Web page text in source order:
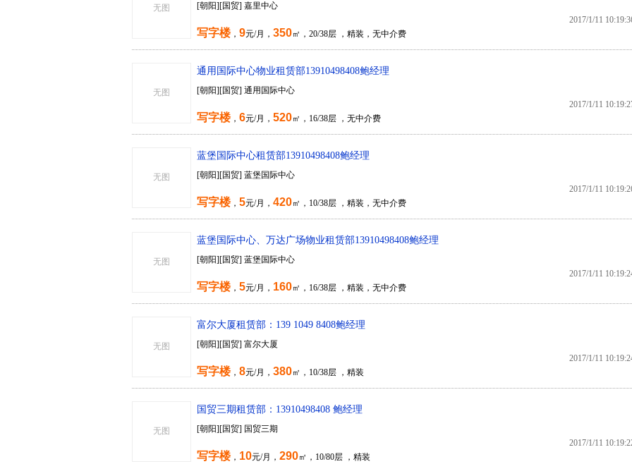
无图 [朝阳][国贸] 嘉里中心
写字楼， 9元/月， 350㎡，20/38层 ，精装，无中介费
2017/1/11
无图
通用国际中心物业租赁部13910498408鲍经理
[朝阳][国贸] 通用国际中心
写字楼， 6元/月， 520㎡，16/38层 ，无中介费
2017/1/11
无图
蓝堡国际中心租赁部13910498408鲍经理
[朝阳][国贸] 蓝堡国际中心
写字楼， 5元/月， 420㎡，10/38层 ，精装，无中介费
2017/1/11
无图
蓝堡国际中心、万达广场物业租赁部13910498408鲍经理
[朝阳][国贸] 蓝堡国际中心
写字楼， 5元/月， 160㎡，16/38层 ，精装，无中介费
2017/1/11
无图
富尔大厦租赁部：139 1049 8408鲍经理
[朝阳][国贸] 富尔大厦
写字楼， 8元/月， 380㎡，10/38层 ，精装
2017/1/11
无图
国贸三期租赁部：13910498408 鲍经理
[朝阳][国贸] 国贸三期
写字楼， 10元/月， 290㎡，10/80层 ，精装
2017/1/11